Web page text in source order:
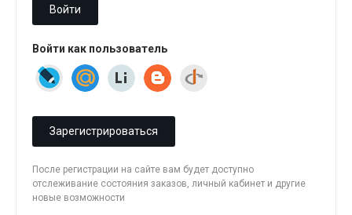
Войти
Войти как пользователь
Зарегистрироваться
После регистрации на сайте вам будет доступно
отслеживание состояния заказов, личный кабинет и другие
новые возможности